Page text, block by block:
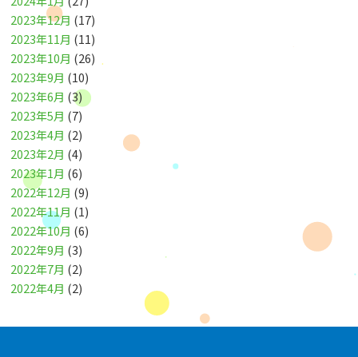
2023年12月 (17)
2023年11月 (11)
2023年10月 (26)
2023年9月 (10)
2023年6月 (3)
2023年5月 (7)
2023年4月 (2)
2023年2月 (4)
2023年1月 (6)
2022年12月 (9)
2022年11月 (1)
2022年10月 (6)
2022年9月 (3)
2022年7月 (2)
2022年4月 (2)